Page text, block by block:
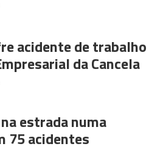
acidente de trabalho
da Cancela
estrada numa
75 acidentes